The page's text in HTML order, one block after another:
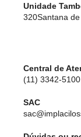
Unidade
320Santana
Central de
(11) 3342-
SAC